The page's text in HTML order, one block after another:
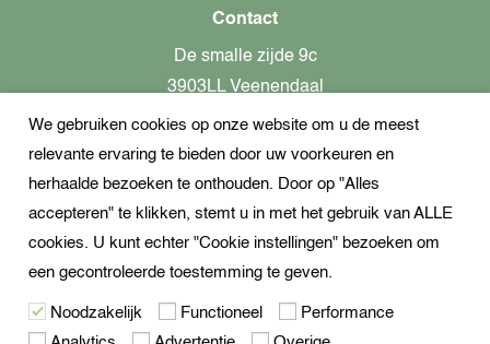
Contact
De smalle zijde 9c
3903LL Veenendaal
alleen op afspraak aanwezig!
KvK-nummer: 82366799
Btw-nummer: nl862437301B01
info@dekampeerspecialist.nl
We gebruiken cookies op onze website om u de meest
relevante ervaring te bieden door uw voorkeuren en
herhaalde bezoeken te onthouden. Door op "Alles
accepteren" te klikken, stemt u in met het gebruik van ALLE
cookies. U kunt echter "Cookie instellingen" bezoeken om
een gecontroleerde toestemming te geven.
Noodzakelijk Functioneel
Performance